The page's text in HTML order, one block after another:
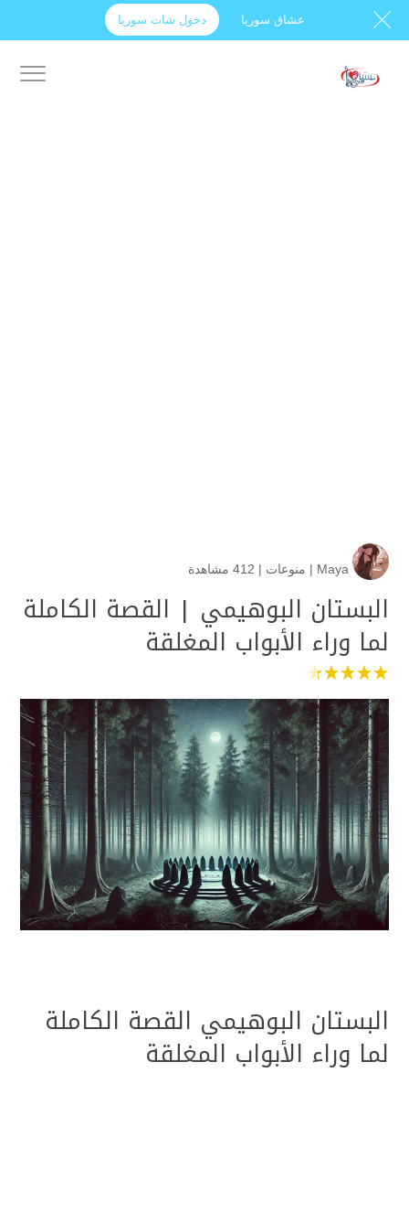
عشاق سوريا دخول شات سوريا
Maya
| منوعات | 412 مشاهدة
البستان البوهيمي | القصة الكاملة
لما وراء الأبواب المغلقة
البستان البوهيمي القصة الكاملة
لما وراء الأبواب المغلقة